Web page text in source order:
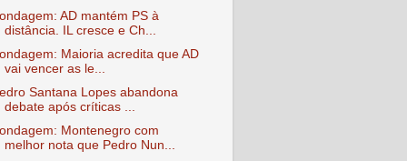
AD mantém PS à
distância. IL cresce e Ch...
Maioria acredita que AD
vai vencer as le...
Santana Lopes abandona
debate após críticas ...
Montenegro com
melhor nota que Pedro Nun...